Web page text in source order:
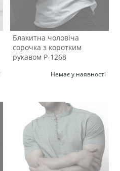
Блакитна чоловіча
сорочка з коротким
рукавом Р-1268
Немає у наявності